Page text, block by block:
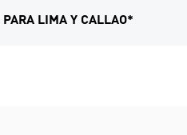
LIMA Y CALLAO*